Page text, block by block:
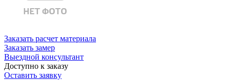
Заказать расчет материала
Заказать замер
Выездной консультант
Доступно к заказу
Оставить заявку